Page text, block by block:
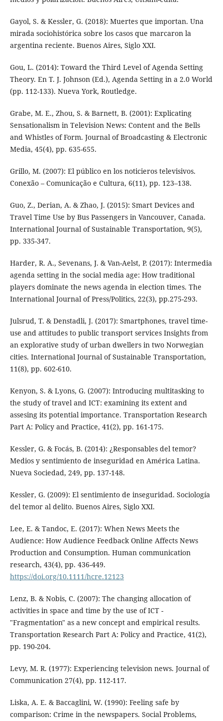
Gayol, S. & Kessler, G. (2018): Muertes que importan. Una
mirada sociohistórica sobre los casos que marcaron la
argentina reciente. Buenos Aires, Siglo XXI.
Gou, L. (2014): Toward the Third Level of Agenda Setting
Theory. En T. J. Johnson (Ed.), Agenda Setting in a 2.0 World
(pp. 112-133). Nueva York, Routledge.
Grabe, M. E., Zhou, S. & Barnett, B. (2001): Explicating
Sensationalism in Television News: Content and the Bells
and Whistles of Form. Journal of Broadcasting & Electronic
Media, 45(4), pp. 635-655.
Grillo, M. (2007): El público en los noticieros televisivos.
Conexão – Comunicação e Cultura, 6(11), pp. 123–138.
Guo, Z., Derian, A. & Zhao, J. (2015): Smart Devices and
Travel Time Use by Bus Passengers in Vancouver, Canada.
International Journal of Sustainable Transportation, 9(5),
pp. 335-347.
Harder, R. A., Sevenans, J. & Van-Aelst, P. (2017): Intermedia
agenda setting in the social media age: How traditional
players dominate the news agenda in election times. The
International Journal of Press/Politics, 22(3), pp.275-293.
Julsrud, T. & Denstadli, J. (2017): Smartphones, travel time-
use and attitudes to public transport services Insights from
an explorative study of urban dwellers in two Norwegian
cities. International Journal of Sustainable Transportation,
11(8), pp. 602-610.
Kenyon, S. & Lyons, G. (2007): Introducing multitasking to
the study of travel and ICT: examining its extent and
assesing its potential importance. Transportation Research
Part A: Policy and Practice, 41(2), pp. 161-175.
Kessler, G. & Focás, B. (2014): ¿Responsables del temor?
Medios y sentimiento de inseguridad en América Latina.
Nueva Sociedad, 249, pp. 137-148.
Kessler, G. (2009): El sentimiento de inseguridad. Sociología
del temor al delito. Buenos Aires, Siglo XXI.
Lee, E. & Tandoc, E. (2017): When News Meets the
Audience: How Audience Feedback Online Affects News
Production and Consumption. Human communication
research, 43(4), pp. 436-449.
https://doi.org/10.1111/hcre.12123
Lenz, B. & Nobis, C. (2007): The changing allocation of
activities in space and time by the use of ICT -
"Fragmentation" as a new concept and empirical results.
Transportation Research Part A: Policy and Practice, 41(2),
pp. 190-204.
Levy, M. R. (1977): Experiencing television news. Journal of
Communication 27(4), pp. 112-117.
Liska, A. E. & Baccaglini, W. (1990): Feeling safe by
comparison: Crime in the newspapers. Social Problems,